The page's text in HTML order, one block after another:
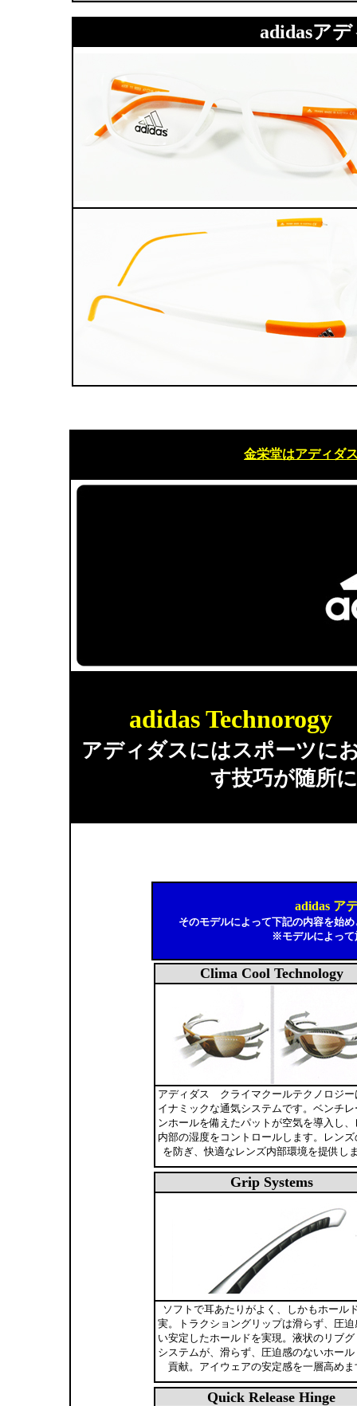
adidasアデ
金栄堂はアディダ
adidas
アディダスにはスポーツに
す技巧が随所
adidas ア
そのモデルによって下記の内容を始
※モデルによって
Clima Cool Technology
アディダス クライマクールテクノロジー
イナミックな通気システムです。ベンチレ
ンホールを備えたパットが空気を導入し、
内部の湿度をコントロールします。レンズ
を防ぎ、快適なレンズ内部環境を提供し
Grip Systems
ソフトで耳あたりがよく、しかもホール
実。トラクショングリップは滑らず、圧迫
い安定したホールドを実現。液状のリブグ
システムが、滑らず、圧迫感のないホール
貢献。アイウェアの安定感を一層高めま
Quick Release Hinge